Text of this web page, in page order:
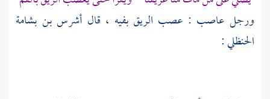
ورجل عاصب : عصب الريق بفيه ، قال أشرس بن بشامة
الحنظلي: